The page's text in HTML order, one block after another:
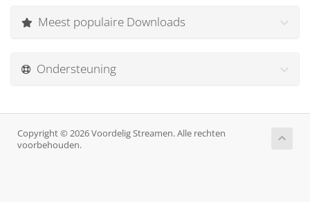
Meest populaire Downloads
Ondersteuning
Copyright © 2026 Voordelig Streamen. Alle rechten
voorbehouden.